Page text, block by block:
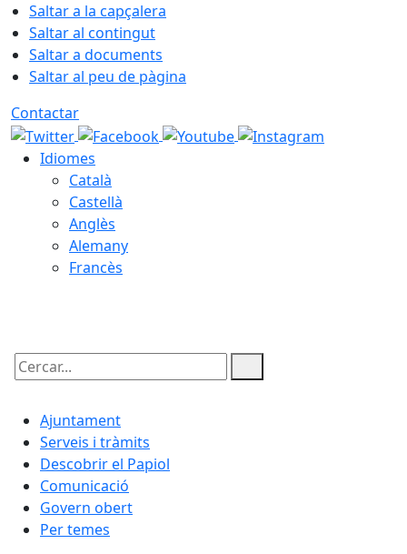
Saltar a la capçalera
Saltar al contingut
Saltar a documents
Saltar al peu de pàgina
Contactar
Idiomes
Català
Castellà
Anglès
Alemany
Francès
Cercar:
Ajuntament
Serveis i tràmits
Descobrir el Papiol
Comunicació
Govern obert
Per temes